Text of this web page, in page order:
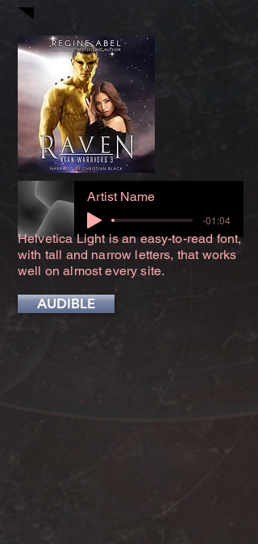
Artist Name
-01:04
Helvetica Light is an easy-to-read font,
with tall and narrow letters, that works
well on almost every site.
AUDIBLE